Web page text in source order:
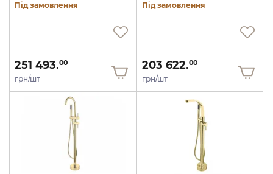
Під замовлення
251 493.00
грн/шт
Під замовлення
203 622.00
грн/шт